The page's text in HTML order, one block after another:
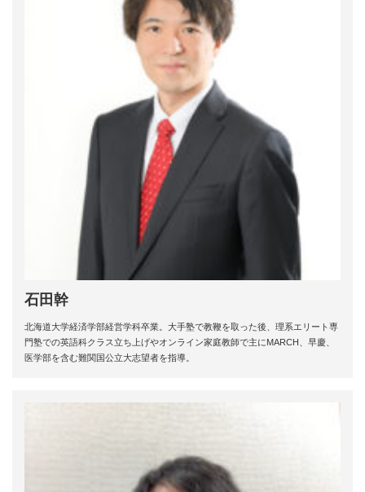
石田幹
北海道大学経済学部経営学科卒業。大手塾で教鞭を取った後、理系エリート専
門塾での英語科クラス立ち上げやオンライン家庭教師で主にMARCH、早慶、
医学部を含む難関国公立大志望者を指導。